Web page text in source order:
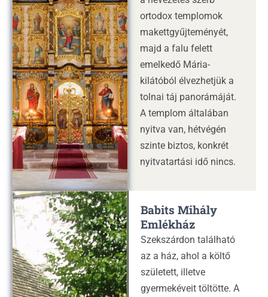
ortodox templomok
makettgyűjteményét,
majd a falu felett
emelkedő Mária-
kilátóból élvezhetjük a
tolnai táj panorámáját.
A templom általában
nyitva van, hétvégén
szinte biztos, konkrét
nyitvatartási idő nincs.
Babits Mihály
Emlékház
Szekszárdon található
az a ház, ahol a költő
született, illetve
gyermekéveit töltötte. A